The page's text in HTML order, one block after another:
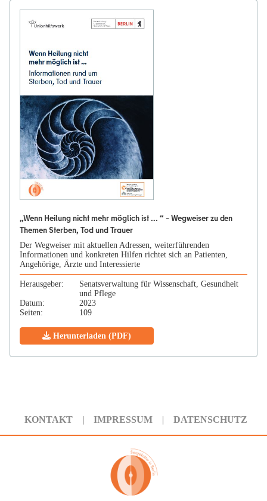
„Wenn Heilung nicht mehr möglich ist ... “ – Wegweiser zu den
Themen Sterben, Tod und Trauer
Der Wegweiser mit aktuellen Adressen, weiterführenden
Informationen und konkreten Hilfen richtet sich an Patienten,
Angehörige, Ärzte und Interessierte
Herausgeber:
Senatsverwaltung für Wissenschaft, Gesundheit
und Pflege
Datum:
2023
Seiten:
109
Herunterladen (PDF)
KONTAKT IMPRESSUM DATENSCHUTZ